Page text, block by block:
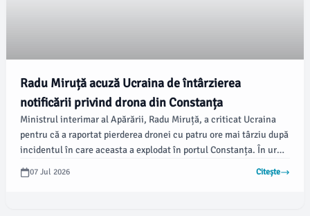
Radu Miruță acuză Ucraina de întârzierea
notificării privind drona din Constanța
Ministrul interimar al Apărării, Radu Miruță, a criticat Ucraina
pentru că a raportat pierderea dronei cu patru ore mai târziu după
incidentul în care aceasta a explodat în portul Constanța. În urma
acestei situații, oficialul român a solicitat autorităților ucrainene
să comunice imediat când pierd controlul asupra dronelor,
07 Jul 2026 Citește